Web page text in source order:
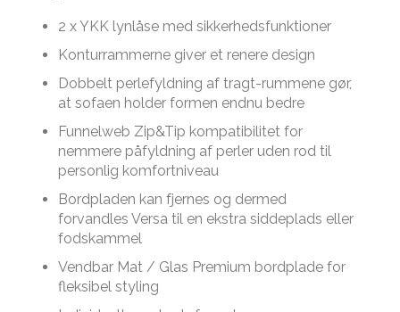
2 x YKK lynlåse med sikkerhedsfunktioner
Konturrammerne giver et renere design
Dobbelt perlefyldning af tragt-rummene gør,
at sofaen holder formen endnu bedre
Funnelweb Zip&Tip kompatibilitet for
nemmere påfyldning af perler uden rod til
personlig komfortniveau
Bordpladen kan fjernes og dermed
forvandles Versa til en ekstra siddeplads eller
fodskammel
Vendbar Mat / Glas Premium bordplade for
fleksibel styling